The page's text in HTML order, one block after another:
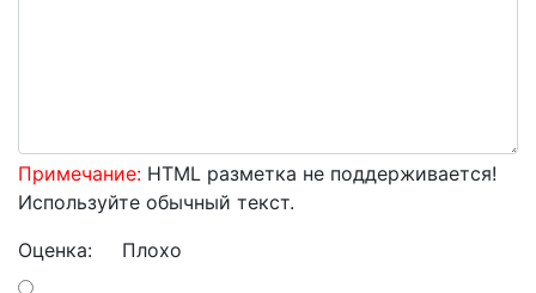
Примечание: HTML разметка не поддерживается!
Используйте обычный текст.
Оценка: Плохо